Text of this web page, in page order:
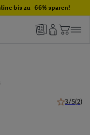
bis zu -66% sparen!
3/5(2)